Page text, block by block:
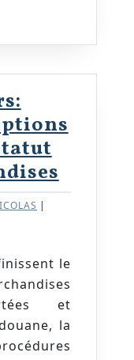
de
TVA
Régimes
options
et
choisir
le
Miguel
|
et
la